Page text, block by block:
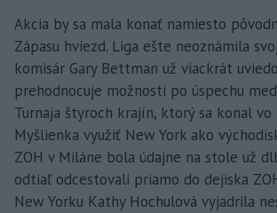
Akcia by sa mala konať namiesto
Zápasu hviezd. Liga ešte neoznámila
komisár Gary Bettman už viackrát
prehodnocuje možnosti po úspechu
Turnaja štyroch krajín, ktorý sa konal
Myšlienka využiť New York ako
ZOH v Miláne bola údajne na stole už
odtiaľ odcestovali priamo do dejiska
New Yorku Kathy Hochulová vyjadrila